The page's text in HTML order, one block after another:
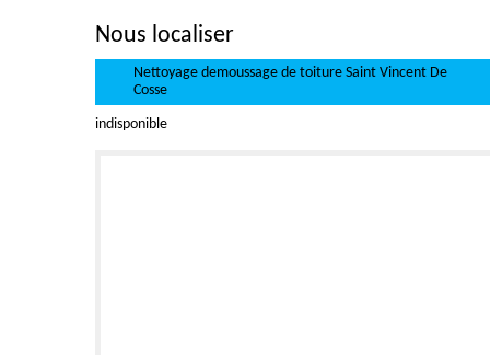
Nous localiser
Nettoyage demoussage de toiture Saint Vincent De
Cosse
indisponible